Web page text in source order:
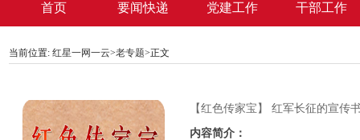
首页 要闻快递 党建工作 干部工作
当前位置: 红星一网一云>老专题>正文
【红色传家宝】 红军长征的宣传
内容简介：